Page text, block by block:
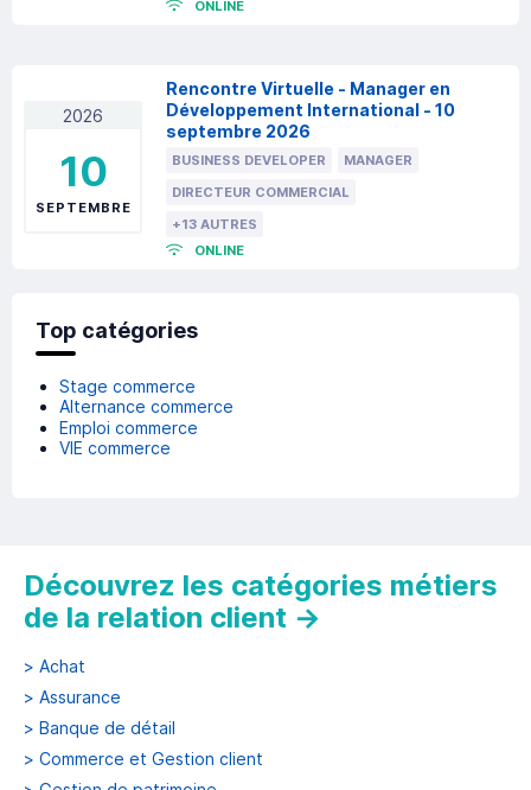
ONLINE
2026
10
SEPTEMBRE
Rencontre Virtuelle - Manager en
Développement International - 10
septembre 2026
BUSINESS DEVELOPER
MANAGER
DIRECTEUR COMMERCIAL
+13 AUTRES
ONLINE
Top catégories
Stage commerce
Alternance commerce
Emploi commerce
VIE commerce
Découvrez les catégories métiers
de la relation client →
> Achat
> Assurance
> Banque de détail
> Commerce et Gestion client